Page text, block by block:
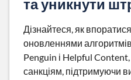
та уникнути
Дізнайтеся, як
оновленнями
Penguin і Helpful
санкціям, підтримуючи